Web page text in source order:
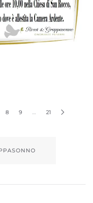
8 9 21